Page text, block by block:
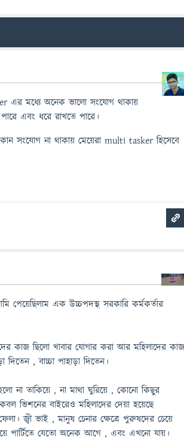
মধ্যে অনেক ভালো সংযোগ থাকায়
এবং ধরে রাখতে পারে।
সংযোগ না থাকায় মেয়েরা multi tasker হিসেবে
পেয়েছিলাম এক উচ্চপদস্থ সরকারি কর্মকর্তার
কাজ ছিলো খাবার যোগার করা আর মহিলাদের
দিতেন , বাচ্চা পাহাড়া দিতেন।
না তাকিয়ে , না মাথা ঘুরিয়ে , কোনো কিছুর
ভিশনের বাইরেও মহিলাদের দেয়া হয়েছে
জ্বী ভাই , মানুষ চেনার ক্ষেত্রে পুরুষদের চেয়ে
পার্টিতে যেতো অনেক আগে , এবং এখনো যায়।